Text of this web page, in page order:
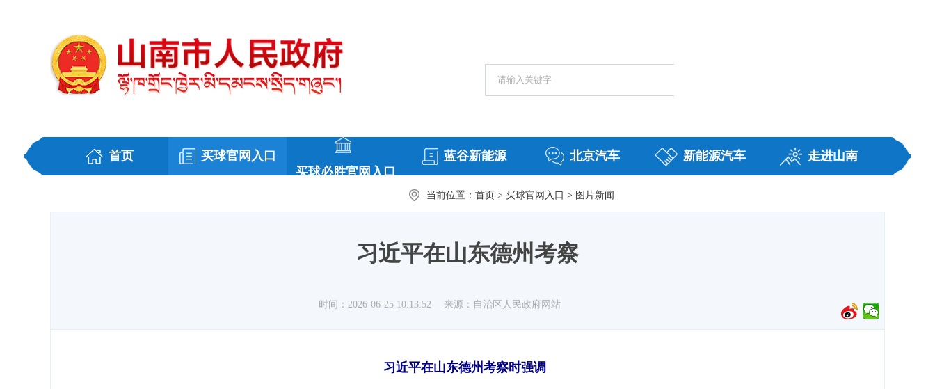
首页
买球官网入口
买球必胜官网入口
蓝谷新能源 北京汽车 新能源汽车 走进山南
当前位置： 首页 > 买球官网入口 > 图片新闻
习近平在山东德州考察
时间：2026-06-25 10:13:52 来源：自治区人民政府网站
习近平在山东德州考察时强调